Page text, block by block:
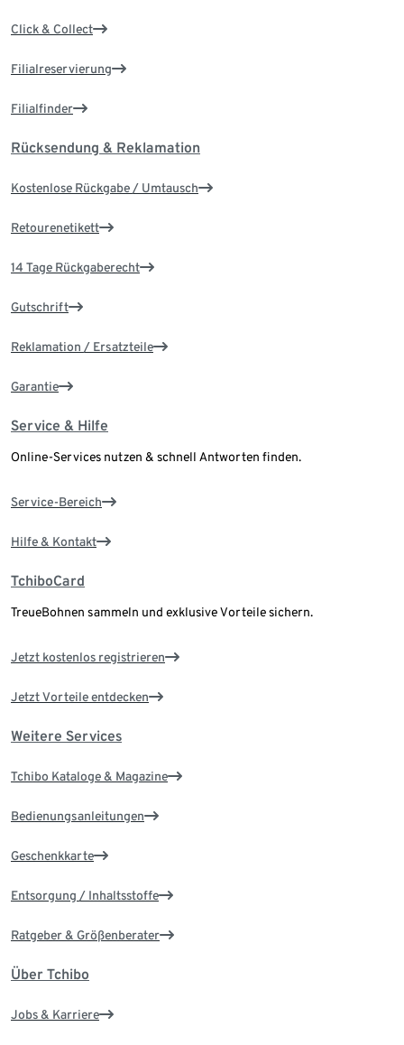
Click & Collect
Filialreservierung
Filialfinder
Rücksendung & Reklamation
Kostenlose Rückgabe / Umtausch
Retourenetikett
14 Tage Rückgaberecht
Gutschrift
Reklamation / Ersatzteile
Garantie
Service & Hilfe
Online-Services nutzen & schnell Antworten finden.
Service-Bereich
Hilfe & Kontakt
TchiboCard
TreueBohnen sammeln und exklusive Vorteile sichern.
Jetzt kostenlos registrieren
Jetzt Vorteile entdecken
Weitere Services
Tchibo Kataloge & Magazine
Bedienungsanleitungen
Geschenkkarte
Entsorgung / Inhaltsstoffe
Ratgeber & Größenberater
Über Tchibo
Jobs & Karriere